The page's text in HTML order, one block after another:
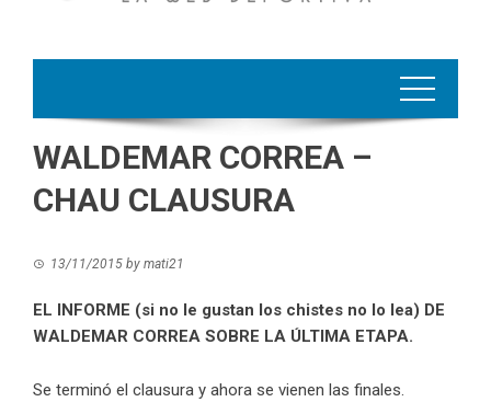
WALDEMAR CORREA –
CHAU CLAUSURA
13/11/2015 by mati21
EL INFORME (si no le gustan los chistes no lo lea) DE
WALDEMAR CORREA SOBRE LA ÚLTIMA ETAPA.
Se terminó el clausura y ahora se vienen las finales.